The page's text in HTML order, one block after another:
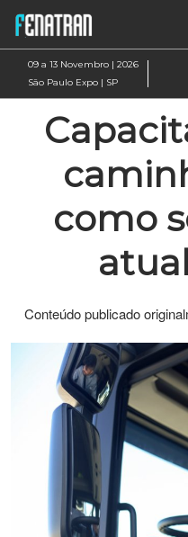
Pular
para
o
conteúdo
09 a 13 Novembro | 2026
São Paulo Expo | SP
como
Conteúdo publicado